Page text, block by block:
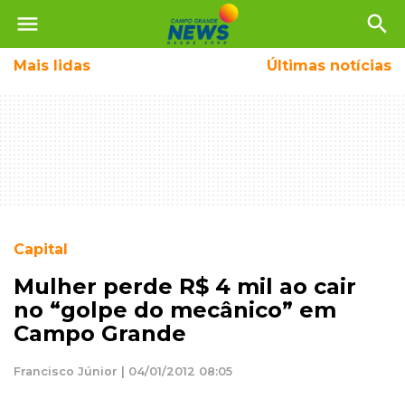
menu search
Mais lidas Últimas notícias
Capital
Mulher perde R$ 4 mil ao cair
no “golpe do mecânico” em
Campo Grande
Francisco Júnior | 04/01/2012 08:05